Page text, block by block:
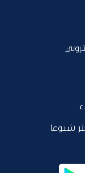
شيوعا